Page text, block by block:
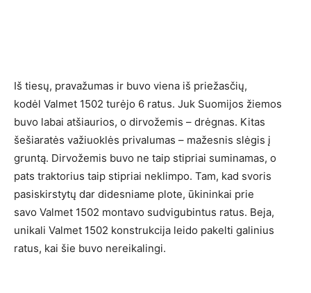
Iš tiesų, pravažumas ir buvo viena iš priežasčių,
kodėl Valmet 1502 turėjo 6 ratus. Juk Suomijos žiemos
buvo labai atšiaurios, o dirvožemis – drėgnas. Kitas
šešiaratės važiuoklės privalumas – mažesnis slėgis į
gruntą. Dirvožemis buvo ne taip stipriai suminamas, o
pats traktorius taip stipriai neklimpo. Tam, kad svoris
pasiskirstytų dar didesniame plote, ūkininkai prie
savo Valmet 1502 montavo sudvigubintus ratus. Beja,
unikali Valmet 1502 konstrukcija leido pakelti galinius
ratus, kai šie buvo nereikalingi.